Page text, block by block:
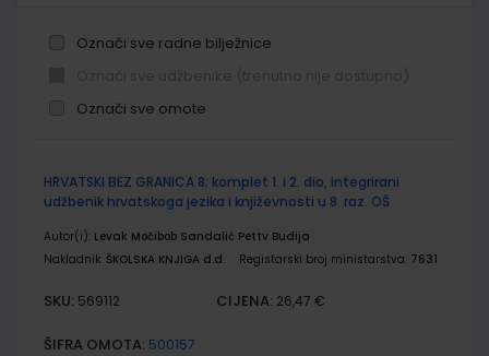
Označi sve radne bilježnice
Označi sve omote
proizvodi
HRVATSKI BEZ GRANICA 8; komplet 1. i 2. dio, integrirani
udžbenik hrvatskoga jezika i književnosti u 8. raz. OŠ
Autor(i): Levak Močibob Sandalić Pettv Budija
Nakladnik: ŠKOLSKA KNJIGA d.d. Registarski broj ministarstva: 7631
SKU: 569112 CIJENA: 26,47 €
ŠIFRA OMOTA: 500157